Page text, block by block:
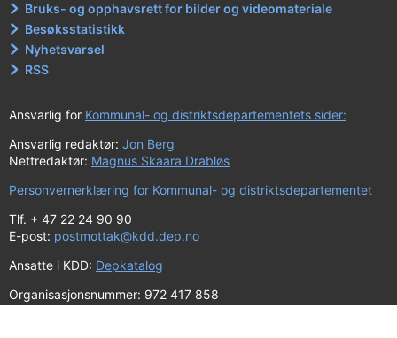
Bruks- og opphavsrett for bilder og videomateriale
Besøksstatistikk
Nyhetsvarsel
RSS
Ansvarlig for Kommunal- og distriktsdepartementets sider:
Ansvarlig redaktør: Jon Berg
Nettredaktør: Magnus Skaara Drabløs
Personvernerklæring for Kommunal- og distriktsdepartementet
Tlf. + 47 22 24 90 90
E-post: postmottak@kdd.dep.no
Ansatte i KDD: Depkatalog
Organisasjonsnummer: 972 417 858